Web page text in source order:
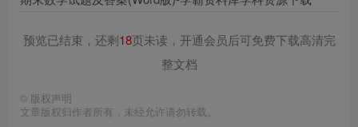
预览已结束，还剩18页未读，开通会员后可免费下载高清完
整文档
© 版权声明
文章版权归作者所有，未经允许请勿转载。